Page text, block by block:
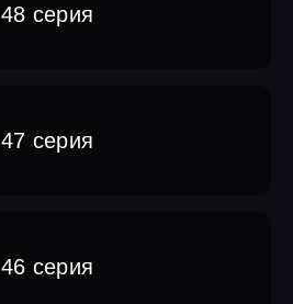
48 серия
47 серия
46 серия